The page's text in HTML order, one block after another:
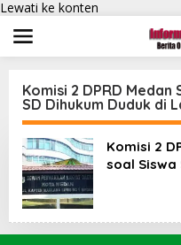
Lewati ke konten
Komisi 2 DPRD Medan
SD Dihukum Duduk di
Komisi 2
soal Siswa